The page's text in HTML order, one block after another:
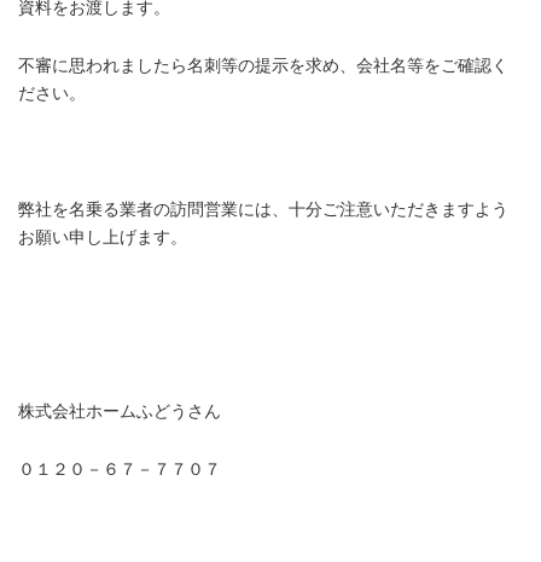
資料をお渡します。
不審に思われましたら名刺等の提示を求め、会社名等をご確認く
ださい。
弊社を名乗る業者の訪問営業には、十分ご注意いただきますよう
お願い申し上げます。
株式会社ホームふどうさん
０１２０－６７－７７０７